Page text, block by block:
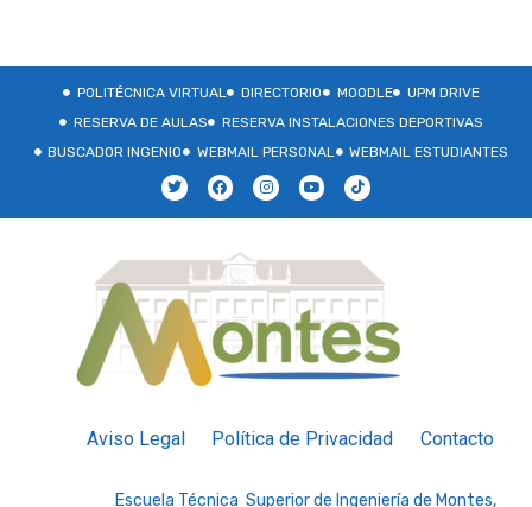
POLITÉCNICA VIRTUAL DIRECTORIO MOODLE
UPM DRIVE
RESERVA DE AULAS
RESERVA INSTALACIONES DEPORTIVAS
BUSCADOR INGENIO
WEBMAIL PERSONAL WEBMAIL ESTUDIANTES
Aviso Legal Política de Privacidad Contacto
Escuela Técnica Superior de Ingeniería de Montes,